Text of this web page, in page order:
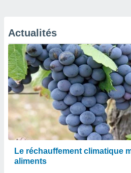
Actualités
Le réchauffement climatique
aliments